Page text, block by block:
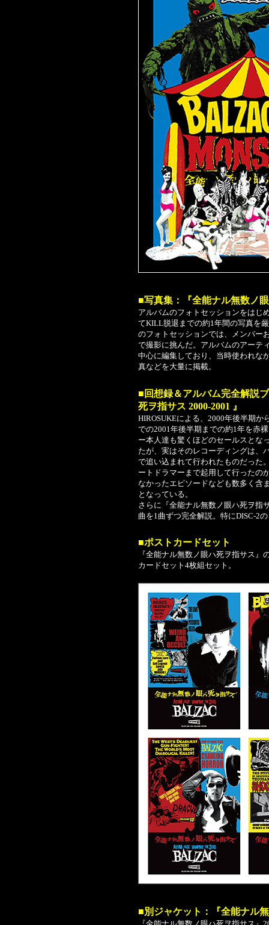
■写真集：『全能ナル無数ノ
アルバムのフォトセッションをはじ
てKILL脱退までの約1年間の写真を
のフォトセッションでは、メンバー
で撮影に挑んだ。アルバムのアーテ
中心に編集しており、当時使われな
真などを大量に掲載。
■回想録＆アルバム完全解説
死ヲ指サス 2000-2001 』
HIROSUKEによる、2000年後半期
での2001年後半期までの約1年を赤
ー本人達も驚くほどのセールスとな
たが、実はそのレコーディングは、
で追い込まれて行われたものだった
ートドラマーまで起用して行ったの
なかったエピソードなども数多く含
となっている。
さらに『全能ナル無数ノ眼ハ死ヲ指
曲を1曲ずつ完全解説。特にDISC-2
■ポストカードセット
『全能ナル無数ノ眼ハ死ヲ指サス
カードセット4枚組セット。
■別ジャケット：『全能ナル